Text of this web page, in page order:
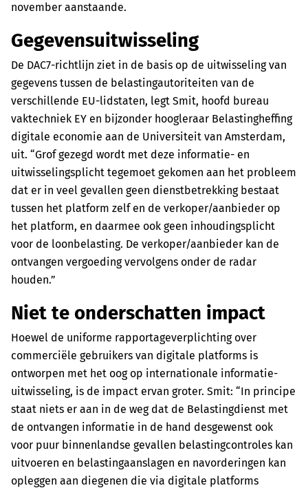
november aanstaande.
Gegevensuitwisseling
De DAC7-richtlijn ziet in de basis op de uitwisseling van
gegevens tussen de belastingautoriteiten van de
verschillende EU-lidstaten, legt Smit, hoofd bureau
vaktechniek EY en bijzonder hoogleraar Belastingheffing
digitale economie aan de Universiteit van Amsterdam,
uit. “Grof gezegd wordt met deze informatie- en
uitwisselingsplicht tegemoet gekomen aan het probleem
dat er in veel gevallen geen dienstbetrekking bestaat
tussen het platform zelf en de verkoper/aanbieder op
het platform, en daarmee ook geen inhoudingsplicht
voor de loonbelasting. De verkoper/aanbieder kan de
ontvangen vergoeding vervolgens onder de radar
houden.”
Niet te onderschatten impact
Hoewel de uniforme rapportageverplichting over
commerciële gebruikers van digitale platforms is
ontworpen met het oog op internationale informatie-
uitwisseling, is de impact ervan groter. Smit: “In principe
staat niets er aan in de weg dat de Belastingdienst met
de ontvangen informatie in de hand desgewenst ook
voor puur binnenlandse gevallen belastingcontroles kan
uitvoeren en belastingaanslagen en navorderingen kan
opleggen aan diegenen die via digitale platforms